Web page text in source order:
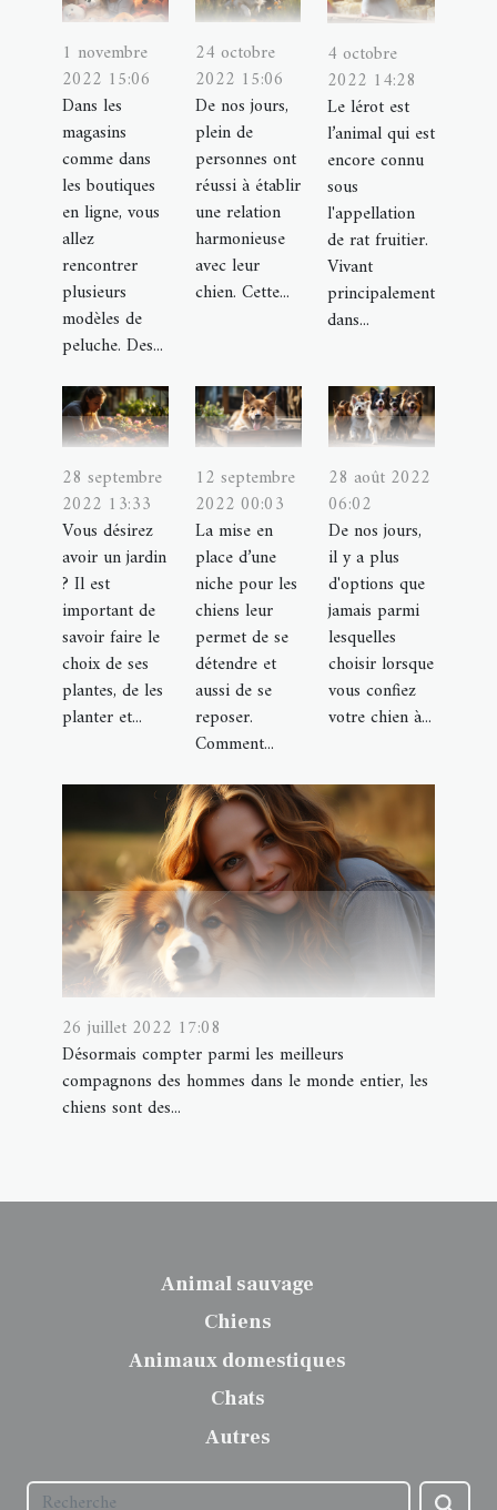
1 novembre
2022 15:06
Dans les
magasins
comme dans
les boutiques
en ligne, vous
allez
rencontrer
plusieurs
modèles de
peluche. Des...
24 octobre
2022 15:06
De nos jours,
plein de
personnes ont
réussi à établir
une relation
harmonieuse
avec leur
chien. Cette...
4 octobre
2022 14:28
Le lérot est
l’animal qui est
encore connu
sous
l'appellation
de rat fruitier.
Vivant
principalement
dans...
28 septembre
2022 13:33
Vous désirez
avoir un jardin
? Il est
important de
savoir faire le
choix de ses
plantes, de les
planter et...
12 septembre
2022 00:03
La mise en
place d’une
niche pour les
chiens leur
permet de se
détendre et
aussi de se
reposer.
Comment...
28 août 2022
06:02
De nos jours,
il y a plus
d'options que
jamais parmi
lesquelles
choisir lorsque
vous confiez
votre chien à...
26 juillet 2022 17:08
Désormais compter parmi les meilleurs
compagnons des hommes dans le monde entier, les
chiens sont des...
Animal sauvage
Chiens
Animaux domestiques
Chats
Autres